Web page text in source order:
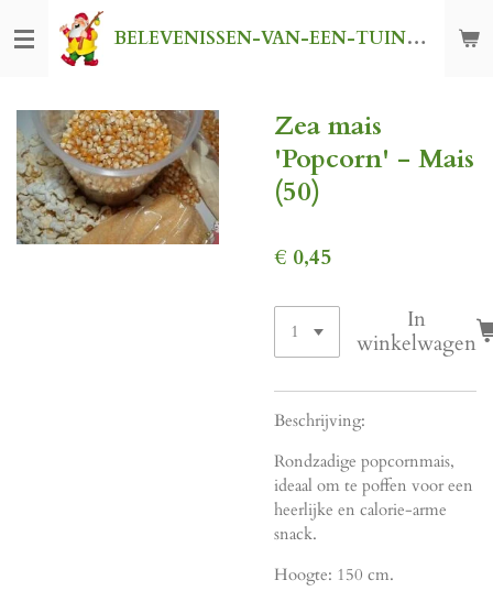
direct
hoofdinhoud
BELEVENISSEN-VAN-EEN-TUINKABOUTER
Zea mais
'Popcorn' - Mais
(50)
€ 0,45
In
winkelwagen
Beschrijving:
Rondzadige popcornmais,
ideaal om te poffen voor een
heerlijke en calorie-arme
snack.
Hoogte: 150 cm.